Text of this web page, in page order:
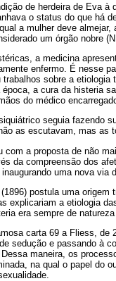
de herdeira de Eva
o status do que há
a mulher deve
um órgão nobre
a medicina
enfermo. É nesse
sobre a
a cura da histeria
do médico
seguia fazendo
as escutavam, mas as
com a proposta de não
da compreensão dos
uma nova via
postula uma
explicariam a etiologia
era sempre de natureza
carta 69 a Fliess, de
sedução e passando à
maneira, os
na qual o papel do